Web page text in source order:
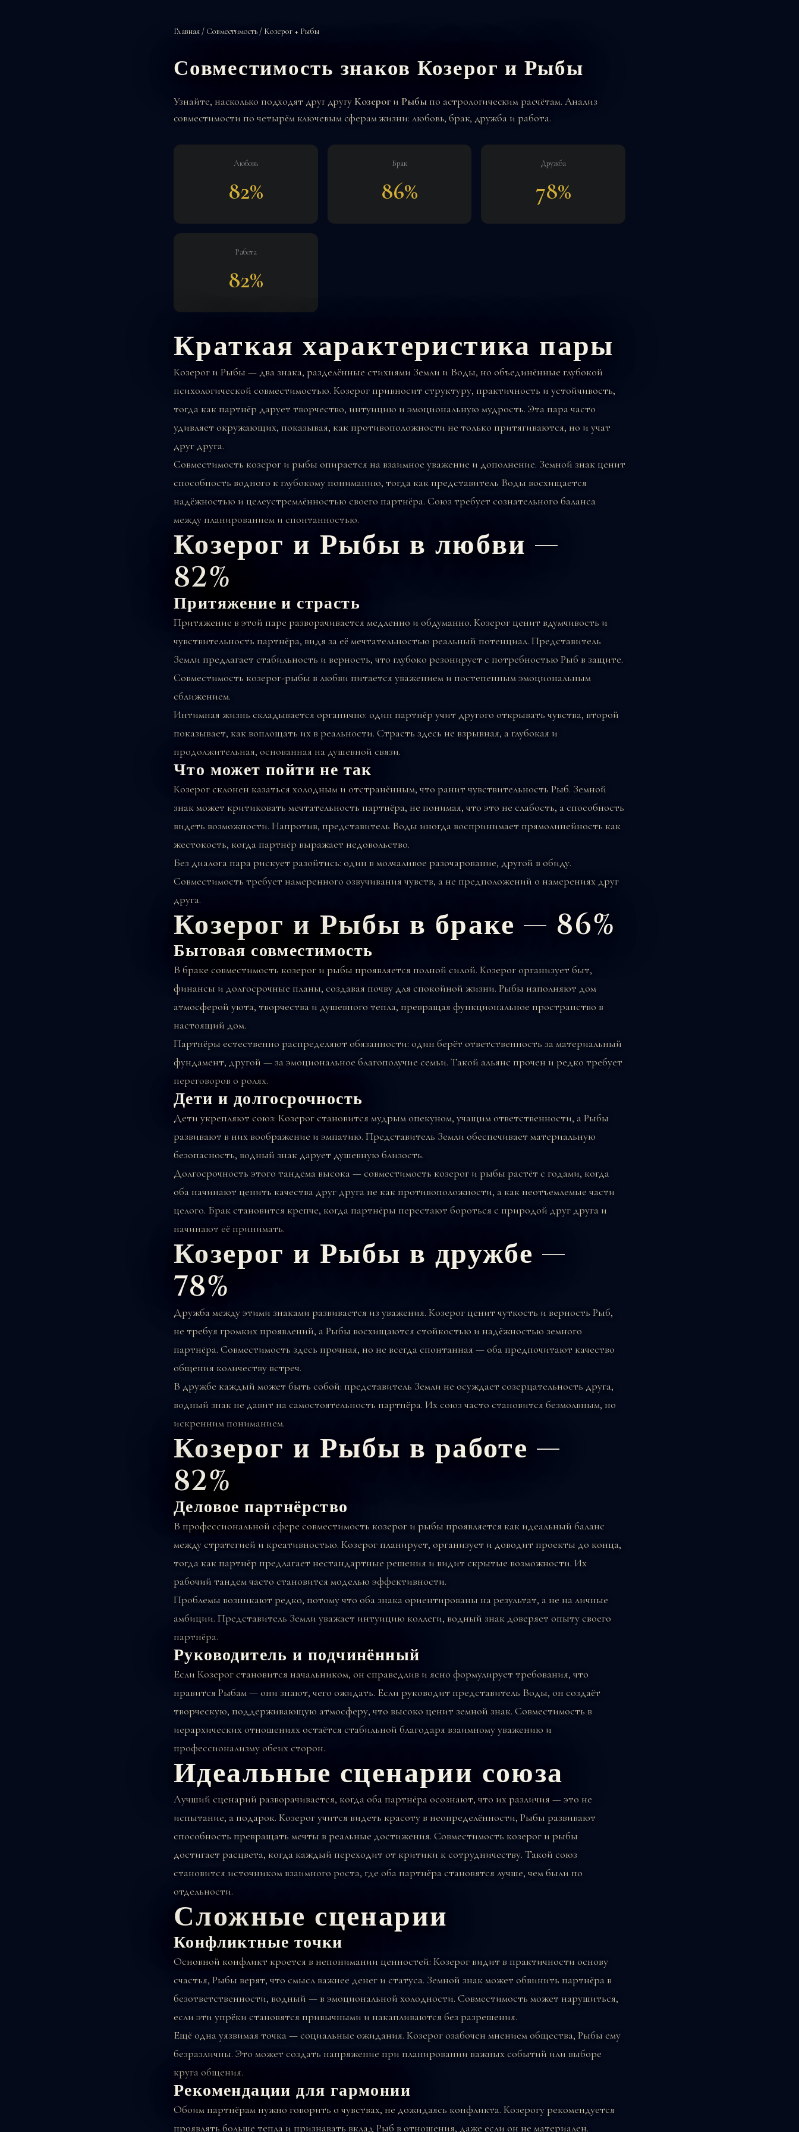
Главная / Совместимость / Козерог + Рыбы
Совместимость знаков Козерог и Рыбы
Узнайте, насколько подходят друг другу Козерог и Рыбы по астрологическим расчётам. Анализ
совместимости по четырём ключевым сферам жизни: любовь, брак, дружба и работа.
Любовь
82%
Брак
86%
Дружба
78%
Работа
82%
Краткая характеристика пары
Козерог и Рыбы — два знака, разделённые стихиями Земли и Воды, но объединённые глубокой
психологической совместимостью. Козерог привносит структуру, практичность и устойчивость,
тогда как партнёр дарует творчество, интуицию и эмоциональную мудрость. Эта пара часто
удивляет окружающих, показывая, как противоположности не только притягиваются, но и учат
друг друга.
Совместимость козерог и рыбы опирается на взаимное уважение и дополнение. Земной знак ценит
способность водного к глубокому пониманию, тогда как представитель Воды восхищается
надёжностью и целеустремлённостью своего партнёра. Союз требует сознательного баланса
между планированием и спонтанностью.
Козерог и Рыбы в любви —
82%
Притяжение и страсть
Притяжение в этой паре разворачивается медленно и обдуманно. Козерог ценит вдумчивость и
чувствительность партнёра, видя за её мечтательностью реальный потенциал. Представитель
Земли предлагает стабильность и верность, что глубоко резонирует с потребностью Рыб в защите.
Совместимость козерог-рыбы в любви питается уважением и постепенным эмоциональным
сближением.
Интимная жизнь складывается органично: один партнёр учит другого открывать чувства, второй
показывает, как воплощать их в реальности. Страсть здесь не взрывная, а глубокая и
продолжительная, основанная на душевной связи.
Что может пойти не так
Козерог склонен казаться холодным и отстранённым, что ранит чувствительность Рыб. Земной
знак может критиковать мечтательность партнёра, не понимая, что это не слабость, а способность
видеть возможности. Напротив, представитель Воды иногда воспринимает прямолинейность как
жестокость, когда партнёр выражает недовольство.
Без диалога пара рискует разойтись: один в молчаливое разочарование, другой в обиду.
Совместимость требует намеренного озвучивания чувств, а не предположений о намерениях друг
друга.
Козерог и Рыбы в браке — 86%
Бытовая совместимость
В браке совместимость козерог и рыбы проявляется полной силой. Козерог организует быт,
финансы и долгосрочные планы, создавая почву для спокойной жизни. Рыбы наполняют дом
атмосферой уюта, творчества и душевного тепла, превращая функциональное пространство в
настоящий дом.
Партнёры естественно распределяют обязанности: один берёт ответственность за материальный
фундамент, другой — за эмоциональное благополучие семьи. Такой альянс прочен и редко требует
переговоров о ролях.
Дети и долгосрочность
Дети укрепляют союз: Козерог становится мудрым опекуном, учащим ответственности, а Рыбы
развивают в них воображение и эмпатию. Представитель Земли обеспечивает материальную
безопасность, водный знак дарует душевную близость.
Долгосрочность этого тандема высока — совместимость козерог и рыбы растёт с годами, когда
оба начинают ценить качества друг друга не как противоположности, а как неотъемлемые части
целого. Брак становится крепче, когда партнёры перестают бороться с природой друг друга и
начинают её принимать.
Козерог и Рыбы в дружбе —
78%
Дружба между этими знаками развивается из уважения. Козерог ценит чуткость и верность Рыб,
не требуя громких проявлений, а Рыбы восхищаются стойкостью и надёжностью земного
партнёра. Совместимость здесь прочная, но не всегда спонтанная — оба предпочитают качество
общения количеству встреч.
В дружбе каждый может быть собой: представитель Земли не осуждает созерцательность друга,
водный знак не давит на самостоятельность партнёра. Их союз часто становится безмолвным, но
искренним пониманием.
Козерог и Рыбы в работе —
82%
Деловое партнёрство
В профессиональной сфере совместимость козерог и рыбы проявляется как идеальный баланс
между стратегией и креативностью. Козерог планирует, организует и доводит проекты до конца,
тогда как партнёр предлагает нестандартные решения и видит скрытые возможности. Их
рабочий тандем часто становится моделью эффективности.
Проблемы возникают редко, потому что оба знака ориентированы на результат, а не на личные
амбиции. Представитель Земли уважает интуицию коллеги, водный знак доверяет опыту своего
партнёра.
Руководитель и подчинённый
Если Козерог становится начальником, он справедлив и ясно формулирует требования, что
нравится Рыбам — они знают, чего ожидать. Если руководит представитель Воды, он создаёт
творческую, поддерживающую атмосферу, что высоко ценит земной знак. Совместимость в
иерархических отношениях остаётся стабильной благодаря взаимному уважению и
профессионализму обеих сторон.
Идеальные сценарии союза
Лучший сценарий разворачивается, когда оба партнёра осознают, что их различия — это не
испытание, а подарок. Козерог учится видеть красоту в неопределённости, Рыбы развивают
способность превращать мечты в реальные достижения. Совместимость козерог и рыбы
достигает расцвета, когда каждый переходит от критики к сотрудничеству. Такой союз
становится источником взаимного роста, где оба партнёра становятся лучше, чем были по
отдельности.
Сложные сценарии
Конфликтные точки
Основной конфликт кроется в непонимании ценностей: Козерог видит в практичности основу
счастья, Рыбы верят, что смысл важнее денег и статуса. Земной знак может обвинить партнёра в
безответственности, водный — в эмоциональной холодности. Совместимость может нарушиться,
если эти упрёки становятся привычными и накапливаются без разрешения.
Ещё одна уязвимая точка — социальные ожидания. Козерог озабочен мнением общества, Рыбы ему
безразличны. Это может создать напряжение при планировании важных событий или выборе
круга общения.
Рекомендации для гармонии
Обоим партнёрам нужно говорить о чувствах, не дожидаясь конфликта. Козерогу рекомендуется
проявлять больше тепла и признавать вклад Рыб в отношения, даже если он не материален.